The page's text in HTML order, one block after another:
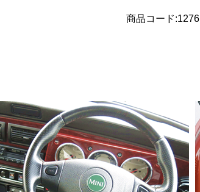
が
プ
シ
ョ
ン
は
商
商品コード:1276